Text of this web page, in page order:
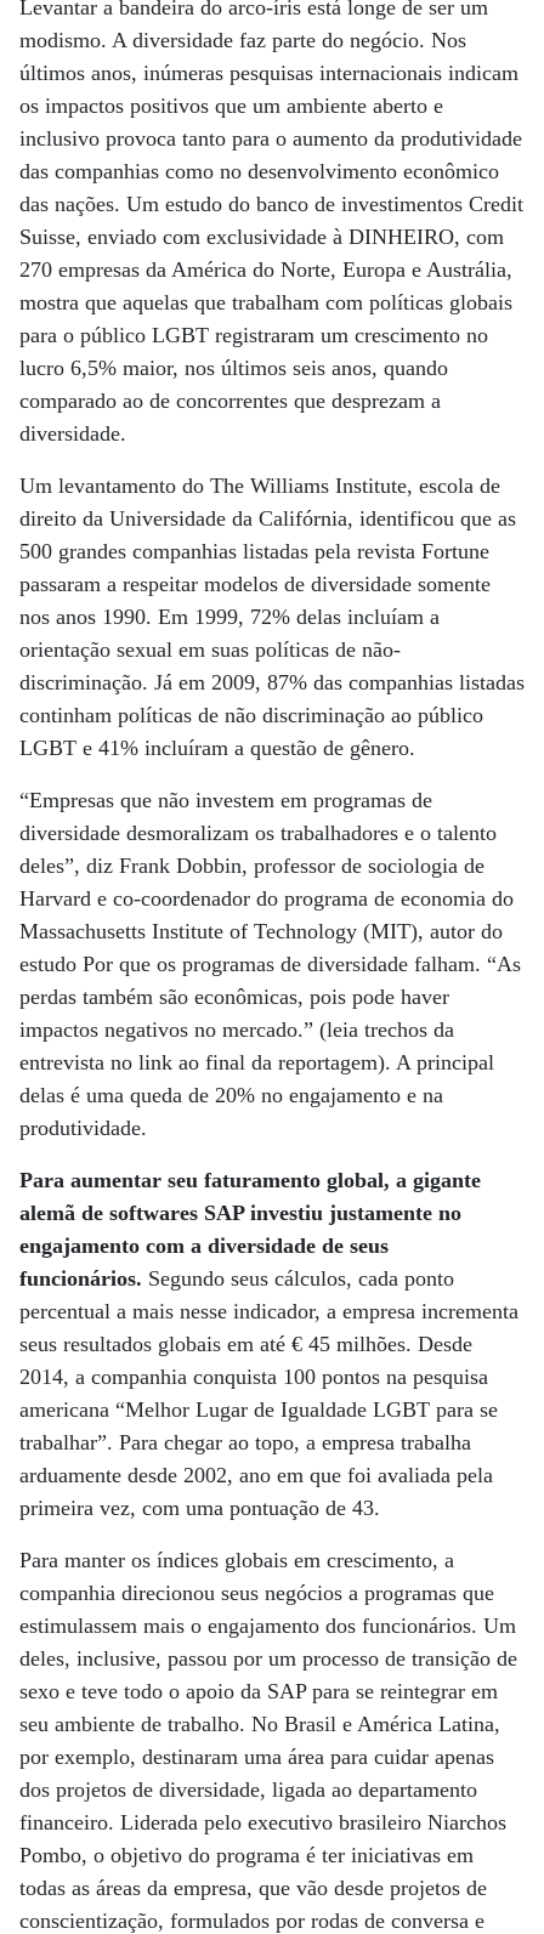
Levantar a bandeira do arco-íris está longe de ser um
modismo. A diversidade faz parte do negócio. Nos
últimos anos, inúmeras pesquisas internacionais indicam
os impactos positivos que um ambiente aberto e
inclusivo provoca tanto para o aumento da produtividade
das companhias como no desenvolvimento econômico
das nações. Um estudo do banco de investimentos Credit
Suisse, enviado com exclusividade à DINHEIRO, com
270 empresas da América do Norte, Europa e Austrália,
mostra que aquelas que trabalham com políticas globais
para o público LGBT registraram um crescimento no
lucro 6,5% maior, nos últimos seis anos, quando
comparado ao de concorrentes que desprezam a
diversidade.
Um levantamento do The Williams Institute, escola de
direito da Universidade da Califórnia, identificou que as
500 grandes companhias listadas pela revista Fortune
passaram a respeitar modelos de diversidade somente
nos anos 1990. Em 1999, 72% delas incluíam a
orientação sexual em suas políticas de não-
discriminação. Já em 2009, 87% das companhias listadas
continham políticas de não discriminação ao público
LGBT e 41% incluíram a questão de gênero.
“Empresas que não investem em programas de
diversidade desmoralizam os trabalhadores e o talento
deles”, diz Frank Dobbin, professor de sociologia de
Harvard e co-coordenador do programa de economia do
Massachusetts Institute of Technology (MIT), autor do
estudo Por que os programas de diversidade falham. “As
perdas também são econômicas, pois pode haver
impactos negativos no mercado.” (leia trechos da
entrevista no link ao final da reportagem). A principal
delas é uma queda de 20% no engajamento e na
produtividade.
Para aumentar seu faturamento global, a gigante
alemã de softwares SAP investiu justamente no
engajamento com a diversidade de seus
funcionários. Segundo seus cálculos, cada ponto
percentual a mais nesse indicador, a empresa incrementa
seus resultados globais em até € 45 milhões. Desde
2014, a companhia conquista 100 pontos na pesquisa
americana “Melhor Lugar de Igualdade LGBT para se
trabalhar”. Para chegar ao topo, a empresa trabalha
arduamente desde 2002, ano em que foi avaliada pela
primeira vez, com uma pontuação de 43.
Para manter os índices globais em crescimento, a
companhia direcionou seus negócios a programas que
estimulassem mais o engajamento dos funcionários. Um
deles, inclusive, passou por um processo de transição de
sexo e teve todo o apoio da SAP para se reintegrar em
seu ambiente de trabalho. No Brasil e América Latina,
por exemplo, destinaram uma área para cuidar apenas
dos projetos de diversidade, ligada ao departamento
financeiro. Liderada pelo executivo brasileiro Niarchos
Pombo, o objetivo do programa é ter iniciativas em
todas as áreas da empresa, que vão desde projetos de
conscientização, formulados por rodas de conversa e